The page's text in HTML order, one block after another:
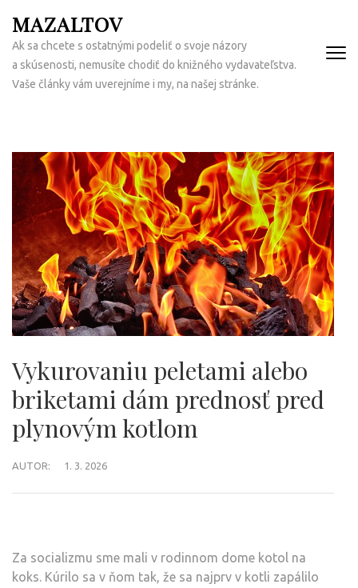
na
obsah
(Enter)
MAZALTOV
Ak sa chcete s ostatnými podeliť o svoje názory
a skúsenosti, nemusíte chodiť do knižného vydavateľstva.
Vaše články vám uverejníme i my, na našej stránke.
Vykurovaniu peletami alebo
briketami dám prednosť pred
plynovým kotlom
AUTOR: 1. 3. 2026
Za socializmu sme mali v rodinnom dome kotol na
koks. Kúrilo sa v ňom tak, že sa najprv v kotli zapálilo